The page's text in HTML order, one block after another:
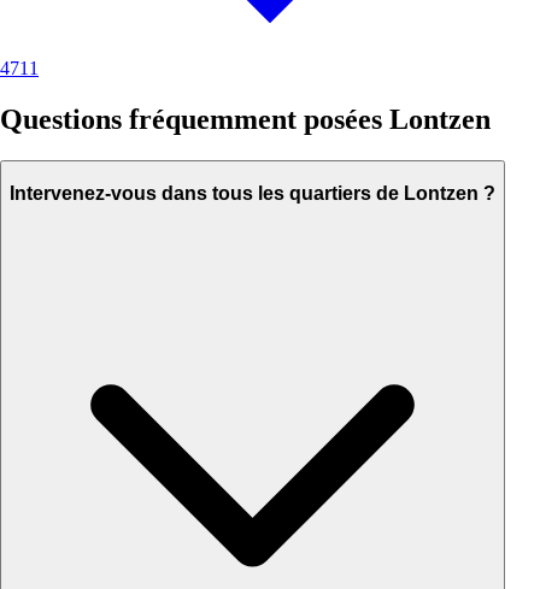
4711
Questions fréquemment posées Lontzen
Intervenez-vous dans tous les quartiers de Lontzen ?